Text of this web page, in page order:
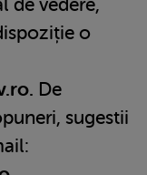
o
De
sugestii